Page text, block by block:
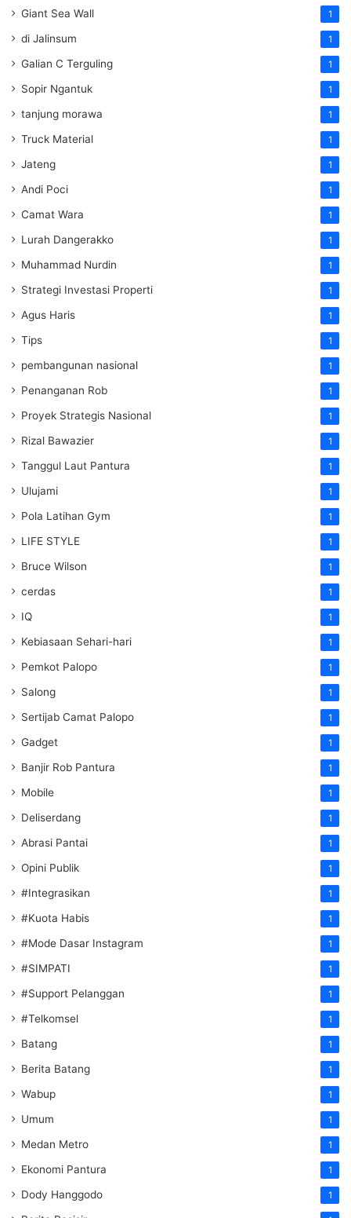
Giant Sea Wall 1
di Jalinsum 1
Galian C Terguling 1
Sopir Ngantuk 1
tanjung morawa 1
Truck Material 1
Jateng 1
Andi Poci 1
Camat Wara 1
Lurah Dangerakko 1
Muhammad Nurdin 1
Strategi Investasi Properti 1
Agus Haris 1
Tips 1
pembangunan nasional 1
Penanganan Rob 1
Proyek Strategis Nasional 1
Rizal Bawazier 1
Tanggul Laut Pantura 1
Ulujami 1
Pola Latihan Gym 1
LIFE STYLE 1
Bruce Wilson 1
cerdas 1
IQ 1
Kebiasaan Sehari-hari 1
Pemkot Palopo 1
Salong 1
Sertijab Camat Palopo 1
Gadget 1
Banjir Rob Pantura 1
Mobile 1
Deliserdang 1
Abrasi Pantai 1
Opini Publik 1
#Integrasikan 1
#Kuota Habis 1
#Mode Dasar Instagram 1
#SIMPATI 1
#Support Pelanggan 1
#Telkomsel 1
Batang 1
Berita Batang 1
Wabup 1
Umum 1
Medan Metro 1
Ekonomi Pantura 1
Dody Hanggodo 1